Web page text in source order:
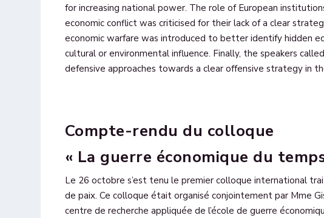
for increasing national power. The role of European
economic conflict was criticised for their lack of a clear
economic warfare was introduced to better identify hidden
cultural or environmental influence. Finally, the speakers
defensive approaches towards a clear offensive strategy in
Compte-rendu du colloque
« La guerre économique du
Le 26 octobre s’est tenu le premier colloque international
de paix. Ce colloque était organisé conjointement par Mme
centre de recherche appliquée de l’école de guerre